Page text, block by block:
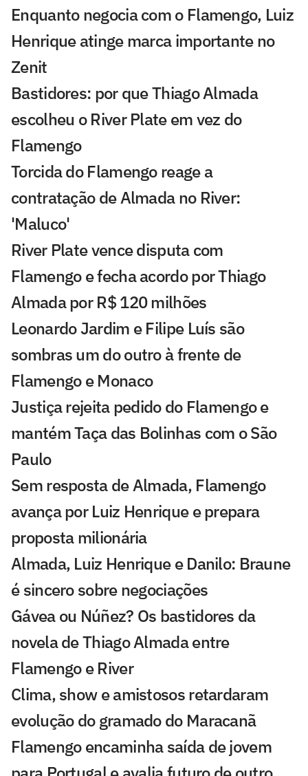
Enquanto negocia com o Flamengo, Luiz
Henrique atinge marca importante no
Zenit
Bastidores: por que Thiago Almada
escolheu o River Plate em vez do
Flamengo
Torcida do Flamengo reage a
contratação de Almada no River:
'Maluco'
River Plate vence disputa com
Flamengo e fecha acordo por Thiago
Almada por R$ 120 milhões
Leonardo Jardim e Filipe Luís são
sombras um do outro à frente de
Flamengo e Monaco
Justiça rejeita pedido do Flamengo e
mantém Taça das Bolinhas com o São
Paulo
Sem resposta de Almada, Flamengo
avança por Luiz Henrique e prepara
proposta milionária
Almada, Luiz Henrique e Danilo: Braune
é sincero sobre negociações
Gávea ou Núñez? Os bastidores da
novela de Thiago Almada entre
Flamengo e River
Clima, show e amistosos retardaram
evolução do gramado do Maracanã
Flamengo encaminha saída de jovem